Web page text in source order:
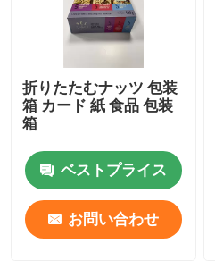
折りたたむナッツ 包装
箱 カード 紙 食品 包装
箱
ベストプライス
お問い合わせ